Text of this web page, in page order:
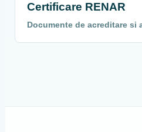
Certificare RENAR
Documente de acreditare si